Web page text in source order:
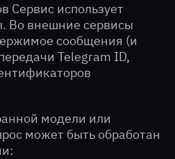
Сервис использует
Во внешние сервисы
сообщения (и
Telegram ID,
модели или
может быть обработан